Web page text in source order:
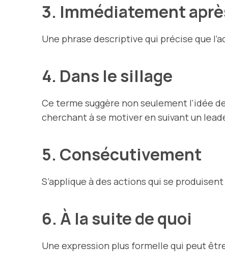
3. Immédiatement
Une phrase descriptive qui précise que
4. Dans le sillage
Ce terme suggère non seulement l’idée
cherchant à se motiver en suivant un
5. Consécutivement
S’applique à des actions qui se
6. À la suite de quoi
Une expression plus formelle qui peut